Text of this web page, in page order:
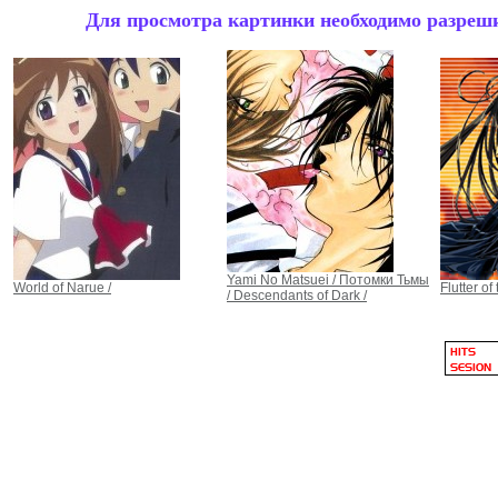
Для просмотра картинки необходимо
World of Narue /
Yami No Matsuei / Потомки Тьмы
/ Descendants of Dark /
Flutter of